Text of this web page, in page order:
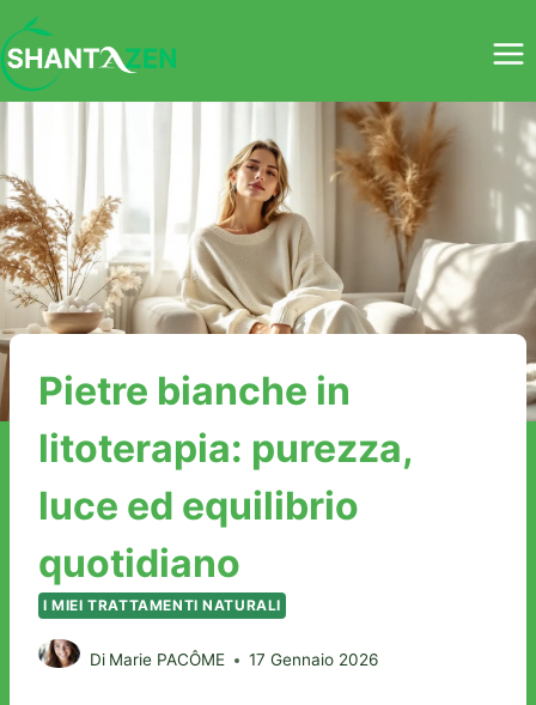
Salta
al
contenuto
Pietre bianche in
litoterapia: purezza,
luce ed equilibrio
quotidiano
I MIEI TRATTAMENTI NATURALI
Di Marie PACÔME 17 Gennaio 2026